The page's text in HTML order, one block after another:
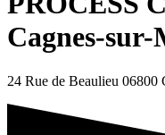
Cagnes-sur-
24 Rue de Beaulieu 06800